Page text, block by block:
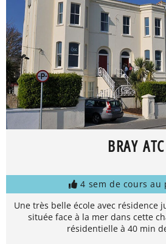
BRAY ATC
4 sem de cours au
Une très belle école avec résidence
située face à la mer dans cette
résidentielle à 40 min